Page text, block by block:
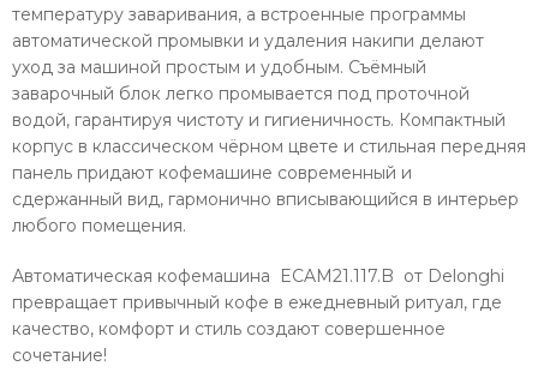
температуру заваривания, а встроенные программы
автоматической промывки и удаления накипи делают
уход за машиной простым и удобным. Съёмный
заварочный блок легко промывается под проточной
водой, гарантируя чистоту и гигиеничность. Компактный
корпус в классическом чёрном цвете и стильная передняя
панель придают кофемашине современный и
сдержанный вид, гармонично вписывающийся в интерьер
любого помещения.
Автоматическая кофемашина ECAM21.117.B от Delonghi
превращает привычный кофе в ежедневный ритуал, где
качество, комфорт и стиль создают совершенное
сочетание!